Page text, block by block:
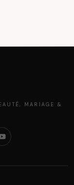
MARIAGE &